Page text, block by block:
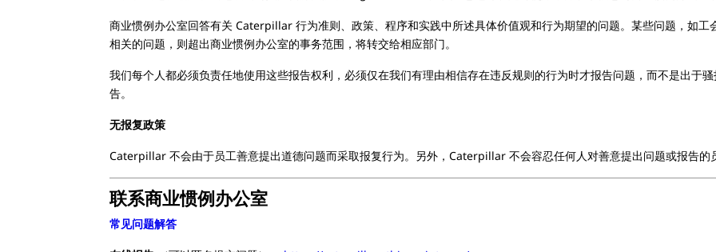
商业惯例办公室回答有关 Caterpillar 行为准则、政策、程序和实践中所述具体价值观和行为期望的问题。某些问题，如
相关的问题，则超出商业惯例办公室的事务范围，将转交给相应部门。
我们每个人都必须负责任地使用这些报告权利，必须仅在我们有理由相信存在违反规则的行为时才报告问题，而不是出于
告。
无报复政策
Caterpillar 不会由于员工善意提出道德问题而采取报复行为。另外，Caterpillar 不会容忍任何人对善意提出问题或报告的
联系商业惯例办公室
常见问题解答